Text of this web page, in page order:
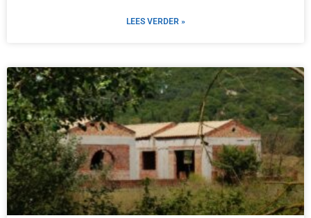
LEES VERDER »